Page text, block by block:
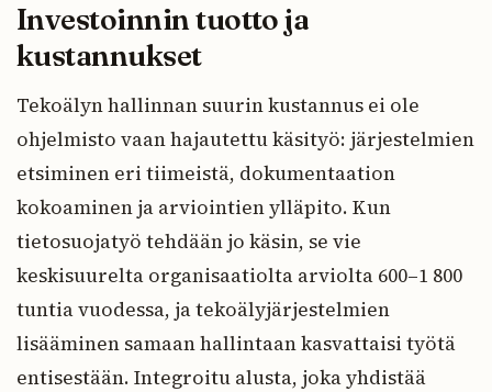
Investoinnin tuotto ja
kustannukset
Tekoälyn hallinnan suurin kustannus ei ole
ohjelmisto vaan hajautettu käsityö: järjestelmien
etsiminen eri tiimeistä, dokumentaation
kokoaminen ja arviointien ylläpito. Kun
tietosuojatyö tehdään jo käsin, se vie
keskisuurelta organisaatiolta arviolta 600–1 800
tuntia vuodessa, ja tekoälyjärjestelmien
lisääminen samaan hallintaan kasvattaisi työtä
entisestään. Integroitu alusta, joka yhdistää